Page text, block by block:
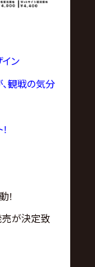
ン
、観戦の気分
！
売が決定致